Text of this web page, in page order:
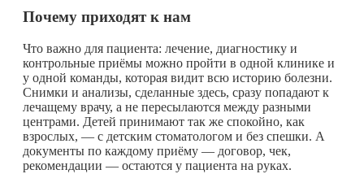
Почему приходят к нам
Что важно для пациента: лечение, диагностику и
контрольные приёмы можно пройти в одной клинике и
у одной команды, которая видит всю историю болезни.
Снимки и анализы, сделанные здесь, сразу попадают к
лечащему врачу, а не пересылаются между разными
центрами. Детей принимают так же спокойно, как
взрослых, — с детским стоматологом и без спешки. А
документы по каждому приёму — договор, чек,
рекомендации — остаются у пациента на руках.